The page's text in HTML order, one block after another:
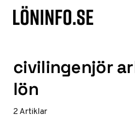
Hoppa till innehåll
civilingenjör
lön
2Artiklar